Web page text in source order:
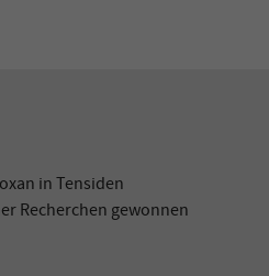
in Tensiden
Recherchen gewonnen